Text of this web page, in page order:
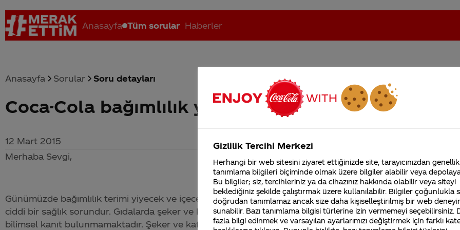
Anasayfa Tüm sorular Haberler
Coca-Cola nerenin malı? Coca cola İsrail malı mı Yani ... Coca-Cola'nın Filistin'de fabr... Coca-Cola’yı kim buldu?
Anasayfa Sorular Soru detayları
Coca-Cola bağımlılık yapıyor mu?
12 Mart 2015
Merhaba Sevgi,
Günümüzde bağımlılık terimi yiyecek ve içeceklerle ilişkili olarak sıklıkla kullanılıyor olsa da, bağımlılık
ciddi bir sağlık sorundur. Gıdalarda şeker ve kafeinin bağımlılık yaptığı ile ilgili görüşler olmasına rağmen
bilimsel kanıt bulunmamaktadır. Şeker ve kafein uzun yıllardır güvenle kullanılan gıda maddeleridir.
Coca-Cola Şirketi
merak ettikleriniz.
Fabrikalarımız,
sertifikalarımız, faaliyet
gösterdiğimiz ülkeler,
tarihçemiz ve daha
Gizlilik Tercihi Merkezi
Herhangi bir web sitesini ziyaret ettiğinizde site, tarayıcınızdan
tanımlama bilgileri biçiminde olmak üzere bilgiler alabilir veya
Bu bilgiler; siz, tercihleriniz ya da cihazınız hakkında olabilir veya siteyi
beklediğiniz şekilde çalıştırmak üzere kullanılabilir. Bilgiler çoğunlukla
doğrudan tanımlamaz ancak size daha kişiselleştirilmiş bir web
sunabilir. Bazı tanımlama bilgisi türlerine izin vermemeyi seçebilirsiniz.
fazla bilgi edinmek ve varsayılan ayarlarımızı değiştirmek için farklı